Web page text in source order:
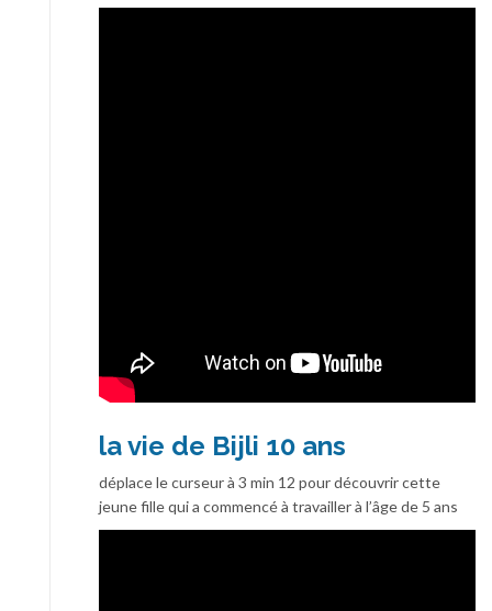
la vie de Bijli 10 ans
déplace le curseur à 3 min 12 pour découvrir cette
jeune fille qui a commencé à travailler à l’âge de 5 ans